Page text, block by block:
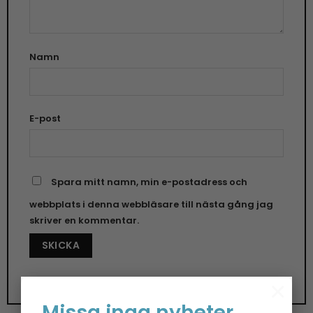
Namn
E-post
Spara mitt namn, min e-postadress och
webbplats i denna webbläsare till nästa gång jag
skriver en kommentar.